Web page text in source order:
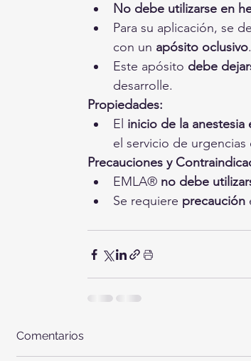
No debe utilizarse en
Para su aplicación, se
con un apósito oclusivo.
Este apósito debe
desarrolle.
Propiedades:
El inicio de la anestesia
el servicio de urgencias
Precauciones y
EMLA® no debe
Se requiere precaución
Comentarios